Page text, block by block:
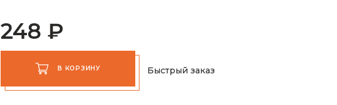
248 ₽
В КОРЗИНУ Быстрый заказ